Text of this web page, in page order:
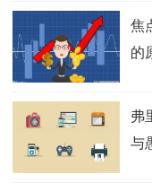
焦
的
弗
与